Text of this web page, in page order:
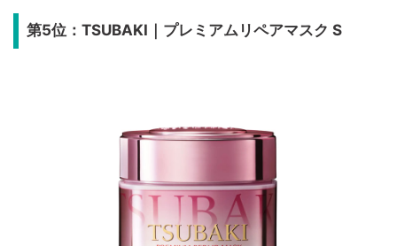
第5位：TSUBAKI｜プレミアムリペアマスク S